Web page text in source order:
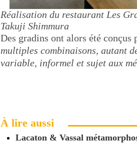
Réalisation du restaurant Les
Takuji Shimmura
Des gradins ont alors été
multiples combinaisons, autant
variable, informel et sujet aux
À lire aussi
Lacaton & Vassal